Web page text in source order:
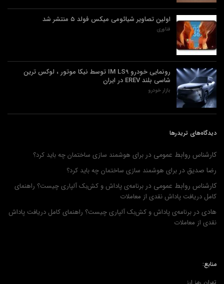
اولین تصاویر شیائومی میکس فولد ۵ منتشر شد
فناوری
رونمایی خودرو IM LS9 توسط نیکا موتور ، لوکس ترین
شاسی بلند EREV در ایران
بازار خودرو
دیدگاه‌های تریدرها
کارشناس روابط عمومی در برای هوشمند سازی ساختمان چه باید کرد؟
رضا صدیق در برای هوشمند سازی ساختمان چه باید کرد؟
کارشناس روابط عمومی در برنامه‌ی پاداش و کش‌بک آلپاری چیست؟ راهنمای
کامل دریافت پاداش نقدی از معاملات
هادی در برنامه‌ی پاداش و کش‌بک آلپاری چیست؟ راهنمای کامل دریافت پاداش
نقدی از معاملات
منابع: